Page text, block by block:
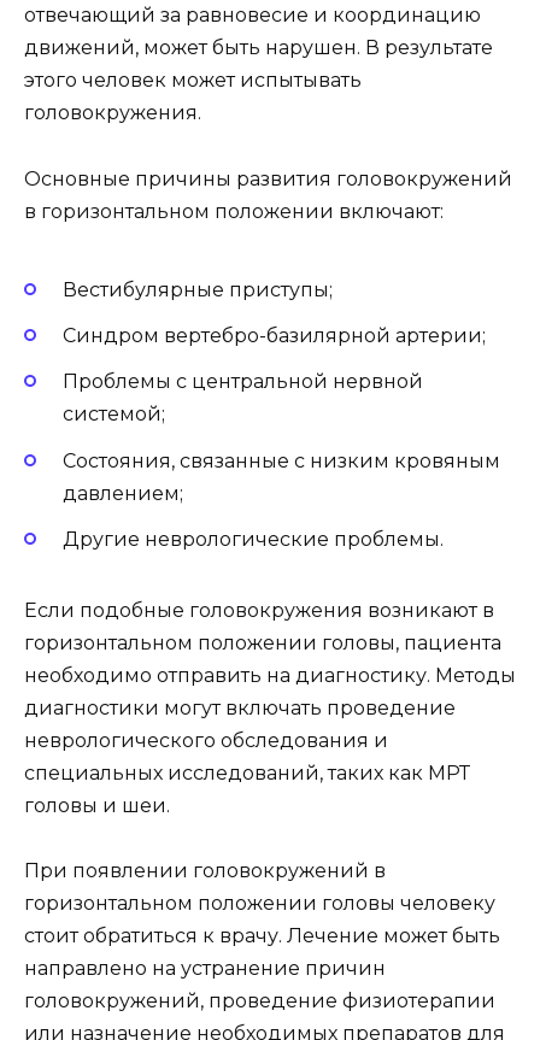
отвечающий за равновесие и координацию
движений, может быть нарушен. В результате
этого человек может испытывать
головокружения.
Основные причины развития головокружений
в горизонтальном положении включают:
Вестибулярные приступы;
Синдром вертебро-базилярной артерии;
Проблемы с центральной нервной
системой;
Состояния, связанные с низким кровяным
давлением;
Другие неврологические проблемы.
Если подобные головокружения возникают в
горизонтальном положении головы, пациента
необходимо отправить на диагностику. Методы
диагностики могут включать проведение
неврологического обследования и
специальных исследований, таких как МРТ
головы и шеи.
При появлении головокружений в
горизонтальном положении головы человеку
стоит обратиться к врачу. Лечение может быть
направлено на устранение причин
головокружений, проведение физиотерапии
или назначение необходимых препаратов для